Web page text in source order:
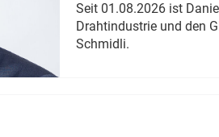
Seit 01.08.2026 ist
Drahtindustrie und den
Schmidli.